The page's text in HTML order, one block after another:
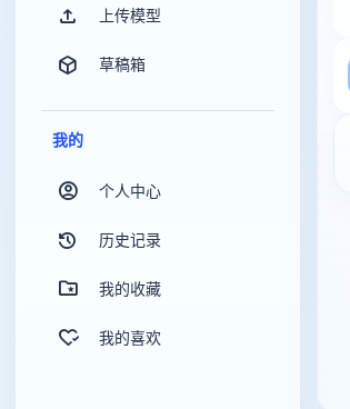
上传模型
草稿箱
我的
个人中心
历史记录
我的收藏
我的喜欢